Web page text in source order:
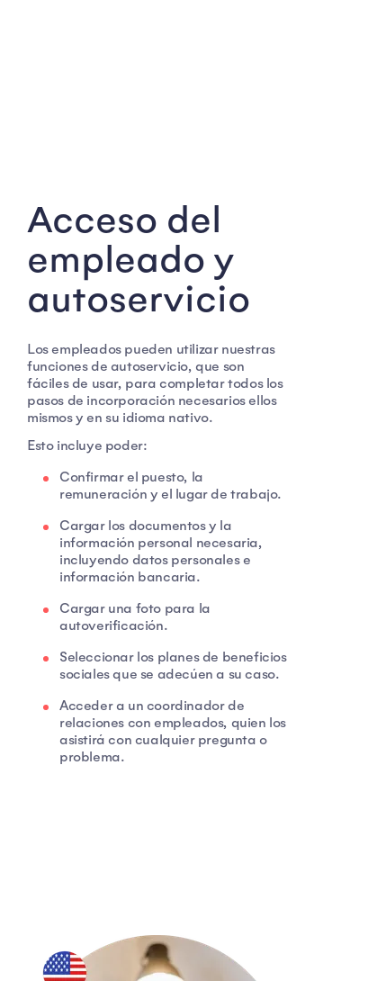
Acceso del
empleado y
autoservicio
Los empleados pueden utilizar nuestras
funciones de autoservicio, que son
fáciles de usar, para completar todos los
pasos de incorporación necesarios ellos
mismos y en su idioma nativo.
Esto incluye poder:
Confirmar el puesto, la
remuneración y el lugar de trabajo.
Cargar los documentos y la
información personal necesaria,
incluyendo datos personales e
información bancaria.
Cargar una foto para la
autoverificación.
Seleccionar los planes de beneficios
sociales que se adecúen a su caso.
Acceder a un coordinador de
relaciones con empleados, quien los
asistirá con cualquier pregunta o
problema.